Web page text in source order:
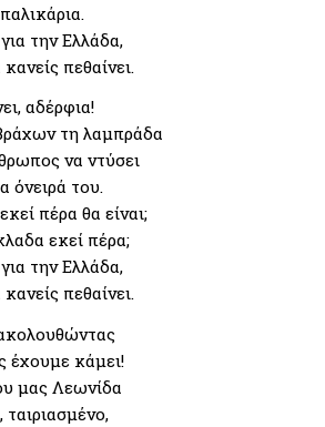
την Ελλάδα,
πεθαίνει.
αδέρφια!
τη λαμπράδα
να ντύσει
όνειρά του.
πέρα θα είναι;
εκεί πέρα;
την Ελλάδα,
πεθαίνει.
έχουμε κάμει!
μας Λεωνίδα